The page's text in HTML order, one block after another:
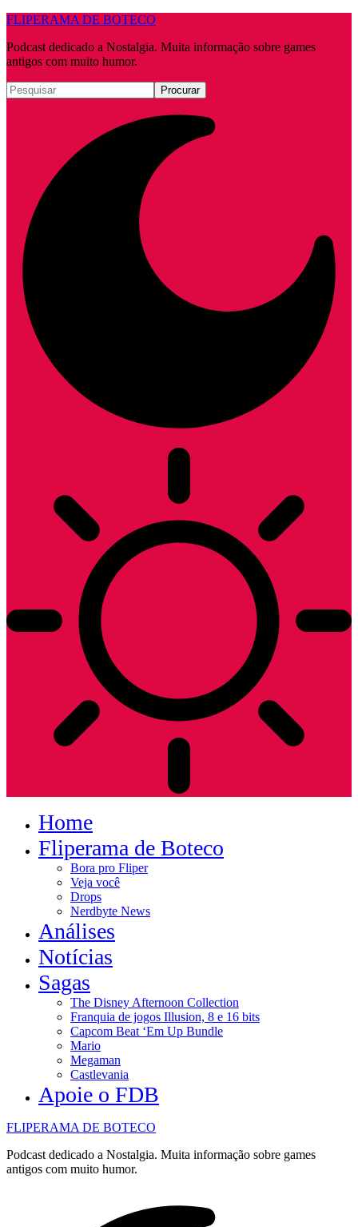
FLIPERAMA DE BOTECO
Podcast dedicado a Nostalgia. Muita informação sobre games
antigos com muito humor.
Home
Fliperama de Boteco
Bora pro Fliper
Veja você
Drops
Nerdbyte News
Análises
Notícias
Sagas
The Disney Afternoon Collection
Franquia de jogos Illusion, 8 e 16 bits
Capcom Beat ‘Em Up Bundle
Mario
Megaman
Castlevania
Apoie o FDB
FLIPERAMA DE BOTECO
Podcast dedicado a Nostalgia. Muita informação sobre games
antigos com muito humor.